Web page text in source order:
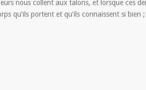
nous collent aux talons, et lorsque ces
qu’ils portent et qu’ils connaissent si bien ;